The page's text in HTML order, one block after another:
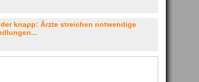
knapp: Ärzte streichen notwendige